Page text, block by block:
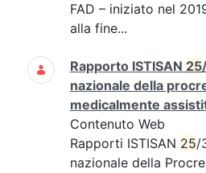
FAD – iniziato nel
alla fine...
Rapporto ISTISAN 25
nazionale della
medicalmente
Contenuto Web
Rapporti ISTISAN 25/
nazionale della